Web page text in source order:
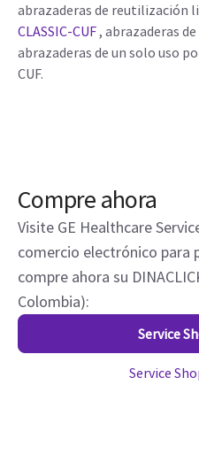
abrazaderas de reutilización
CLASSIC-CUF, abrazaderas
abrazaderas de un solo uso
CUF.
Compre ahora
Visite GE Healthcare
comercio electrónico para
compre ahora su
Colombia):
Service
Service